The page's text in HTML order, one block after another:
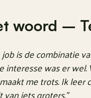
woord –
is de combinatie
interesse was er
me trots. Ik
iets groters."